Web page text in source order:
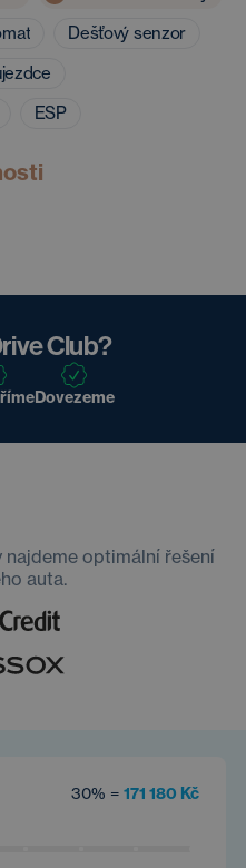
Dešťový senzor
ESP
Club?
Dovezeme
optimální řešení
auta.
30% = 171 180 Kč